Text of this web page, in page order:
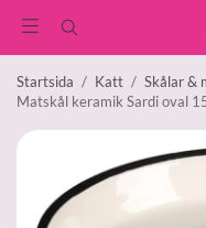
Startsida / Katt / Skålar &
Matskål keramik Sardi oval